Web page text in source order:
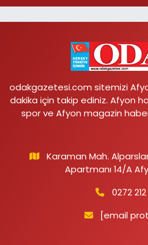
odakgazetesi.com sitemizi
dakika için takip ediniz. Afyon
spor ve Afyon magazin
Karaman Mah.
Apartmanı 14/A
0272
[email